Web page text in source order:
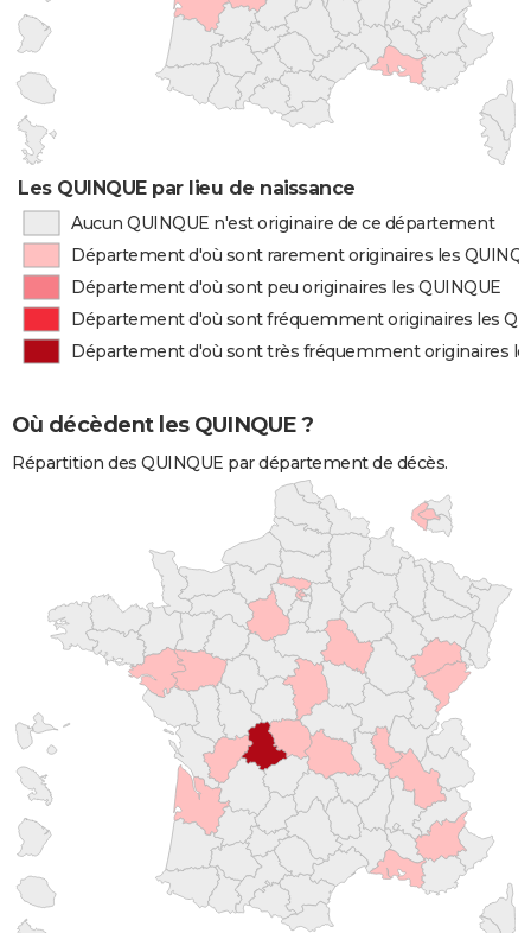
Les QUINQUE par lieu de naissance
Aucun QUINQUE n'est originaire de ce département
Département d'où sont rarement originaires les
Département d'où sont peu originaires les QUINQUE
Département d'où sont fréquemment originaires les
Département d'où sont très fréquemment originaires
Où décèdent les QUINQUE ?
Répartition des QUINQUE par département de décès.